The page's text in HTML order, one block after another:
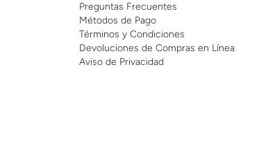
Preguntas Frecuentes
Métodos de Pago
Términos y Condiciones
Devoluciones de Compras en Línea
Aviso de Privacidad